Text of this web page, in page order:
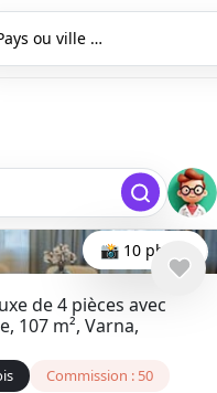
ou ville …
📸 10 photo
de 4 pièces avec
107 m², Varna,
Commission : 50